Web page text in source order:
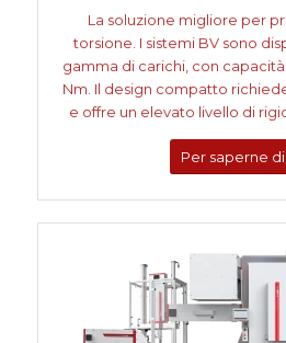
La soluzione migliore per
torsione. I sistemi BV sono
gamma di carichi, con
Nm. Il design compatto
e offre un elevato livello di
Per saperne